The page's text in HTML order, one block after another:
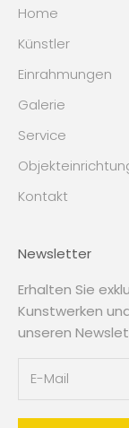
Home
Künstler
Einrahmungen
Galerie
Service
Kontakt
Newsletter
Erhalten Sie
Kunstwerken
unseren